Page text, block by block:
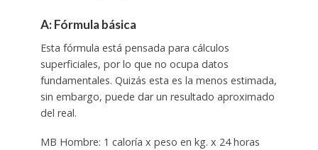
A: Fórmula básica
Esta fórmula está pensada para cálculos
superficiales, por lo que no ocupa datos
fundamentales. Quizás esta es la menos estimada,
sin embargo, puede dar un resultado aproximado
del real.
MB Hombre: 1 caloría x peso en kg. x 24 horas